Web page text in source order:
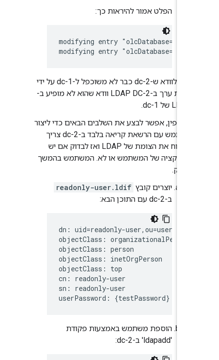
הפלט אמור להיראות כך:
modifying entry
modifying entry
ניתן לוודא ש-dc-2 כבר לא משוכפל ל-dc-1 על ידי
יצירת ערך ב-LDAP DC-2 וודא שהוא לא מופיע ב-
לחלופין, אפשר לבצע את השלבים הבאים כדי ליצור
משתמש עם הרשאת קריאה בלבד ב-dc-2 צריך
לפתוח את הצומת של LDAP ואז לבדוק אם יש
רפליקציה של המשתמש או לא. המשתמש בהמשך
יוצרים קובץ readonly-user.ldif
dn: uid=readonly-
objectClass: organizationalPerson
objectClass: person
objectClass: inetOrgPerson
objectClass: top
cn: readonly-user
sn: readonly-user
userPassword: {testPassword}
הוספת משתמש באמצעות פקודת